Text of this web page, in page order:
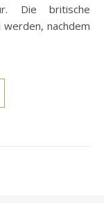
Die britische
nachdem